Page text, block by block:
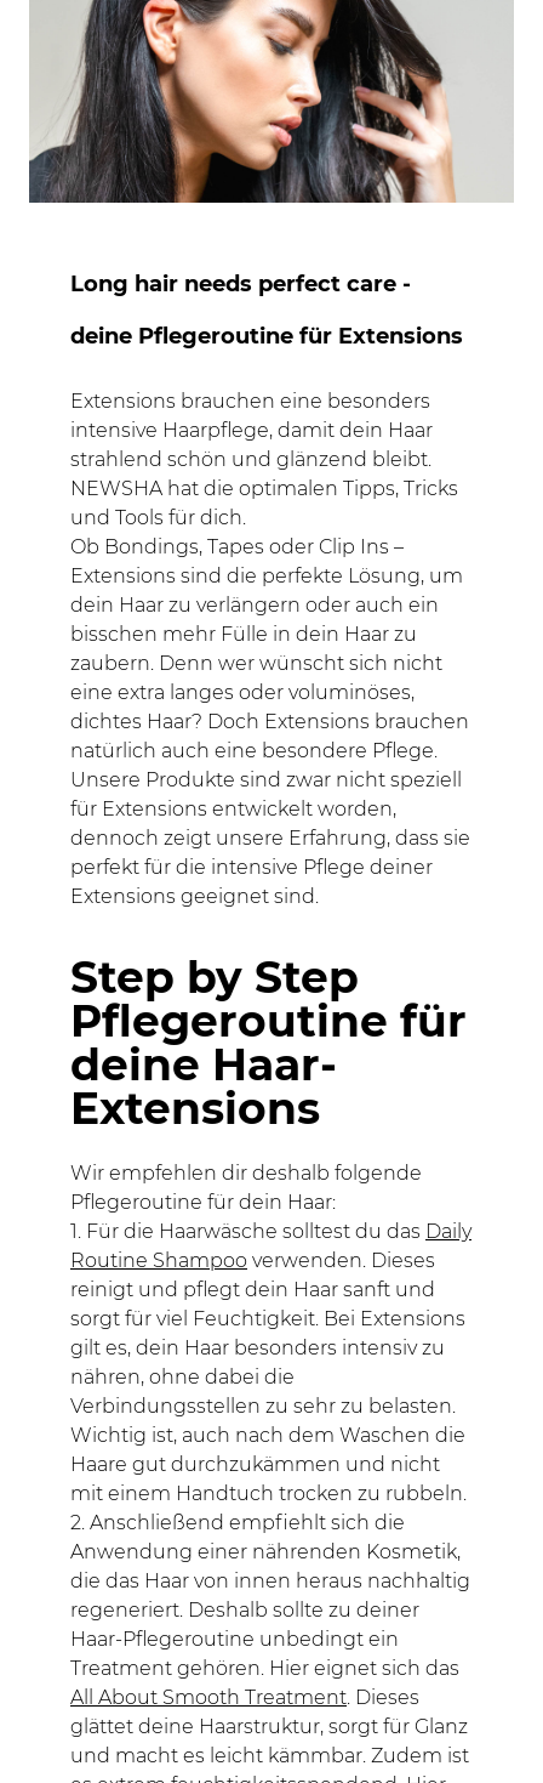
Long hair needs perfect care -
deine Pflegeroutine für Extensions
Extensions brauchen eine besonders
intensive Haarpflege, damit dein Haar
strahlend schön und glänzend bleibt.
NEWSHA hat die optimalen Tipps, Tricks
und Tools für dich.
Ob Bondings, Tapes oder Clip Ins –
Extensions sind die perfekte Lösung, um
dein Haar zu verlängern oder auch ein
bisschen mehr Fülle in dein Haar zu
zaubern. Denn wer wünscht sich nicht
eine extra langes oder voluminöses,
dichtes Haar? Doch Extensions brauchen
natürlich auch eine besondere Pflege.
Unsere Produkte sind zwar nicht speziell
für Extensions entwickelt worden,
dennoch zeigt unsere Erfahrung, dass sie
perfekt für die intensive Pflege deiner
Extensions geeignet sind.
Step by Step
Pflegeroutine für
deine Haar-
Extensions
Wir empfehlen dir deshalb folgende
Pflegeroutine für dein Haar:
1. Für die Haarwäsche solltest du das Daily
Routine Shampoo verwenden. Dieses
reinigt und pflegt dein Haar sanft und
sorgt für viel Feuchtigkeit. Bei Extensions
gilt es, dein Haar besonders intensiv zu
nähren, ohne dabei die
Verbindungsstellen zu sehr zu belasten.
Wichtig ist, auch nach dem Waschen die
Haare gut durchzukämmen und nicht
mit einem Handtuch trocken zu rubbeln.
2. Anschließend empfiehlt sich die
Anwendung einer nährenden Kosmetik,
die das Haar von innen heraus nachhaltig
regeneriert. Deshalb sollte zu deiner
Haar-Pflegeroutine unbedingt ein
Treatment gehören. Hier eignet sich das
All About Smooth Treatment. Dieses
glättet deine Haarstruktur, sorgt für Glanz
und macht es leicht kämmbar. Zudem ist